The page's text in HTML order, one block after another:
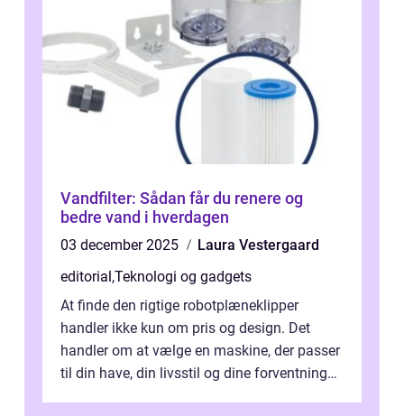
Vandfilter: Sådan får du renere og
bedre vand i hverdagen
03 december 2025
Laura Vestergaard
editorial,Teknologi og gadgets
At finde den rigtige robotplæneklipper
handler ikke kun om pris og design. Det
handler om at vælge en maskine, der passer
til din have, din livsstil og dine forventninger.